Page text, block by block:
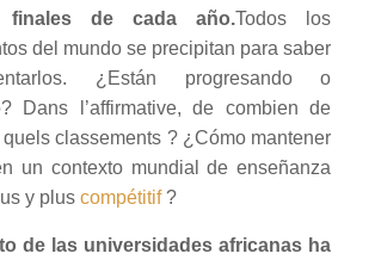
finales de cada año.Todos los
del mundo se precipitan para saber
¿Están progresando o
Dans l’affirmative, de combien de
classements ? ¿Cómo mantener
un contexto mundial de enseñanza
y plus compétitif?
de las universidades africanas ha